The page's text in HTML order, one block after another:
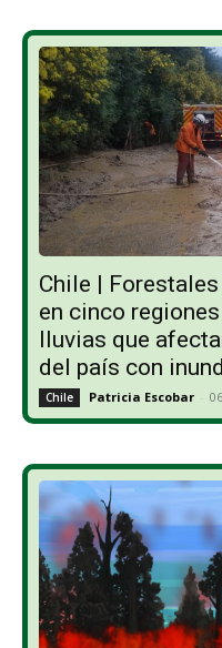
Chile |
en cinco
lluvias que
del país con
Chile Patricia Escobar -